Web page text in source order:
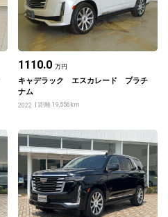
1110.0 万円
キャデラック エスカレード プラチ
ナム
2022 距離 19,556km